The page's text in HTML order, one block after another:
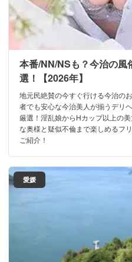
本番/NN/NSも？今治の風
選！【2026年】
地元民絶賛の今すぐ行ける今治の
者でも安心な今治美人が揃うデリ
厳選！淫乱娘からHカップ以上の
な奥様と疑似不倫まで楽しめるフ
ご紹介！
愛媛